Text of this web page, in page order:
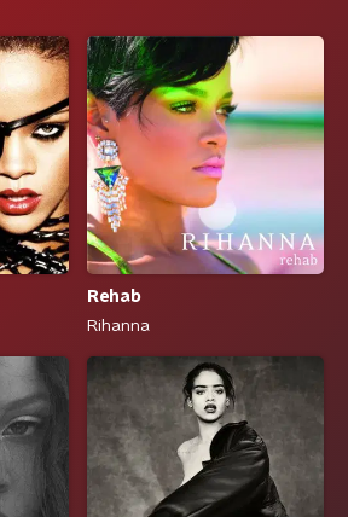
Rehab
Rihanna